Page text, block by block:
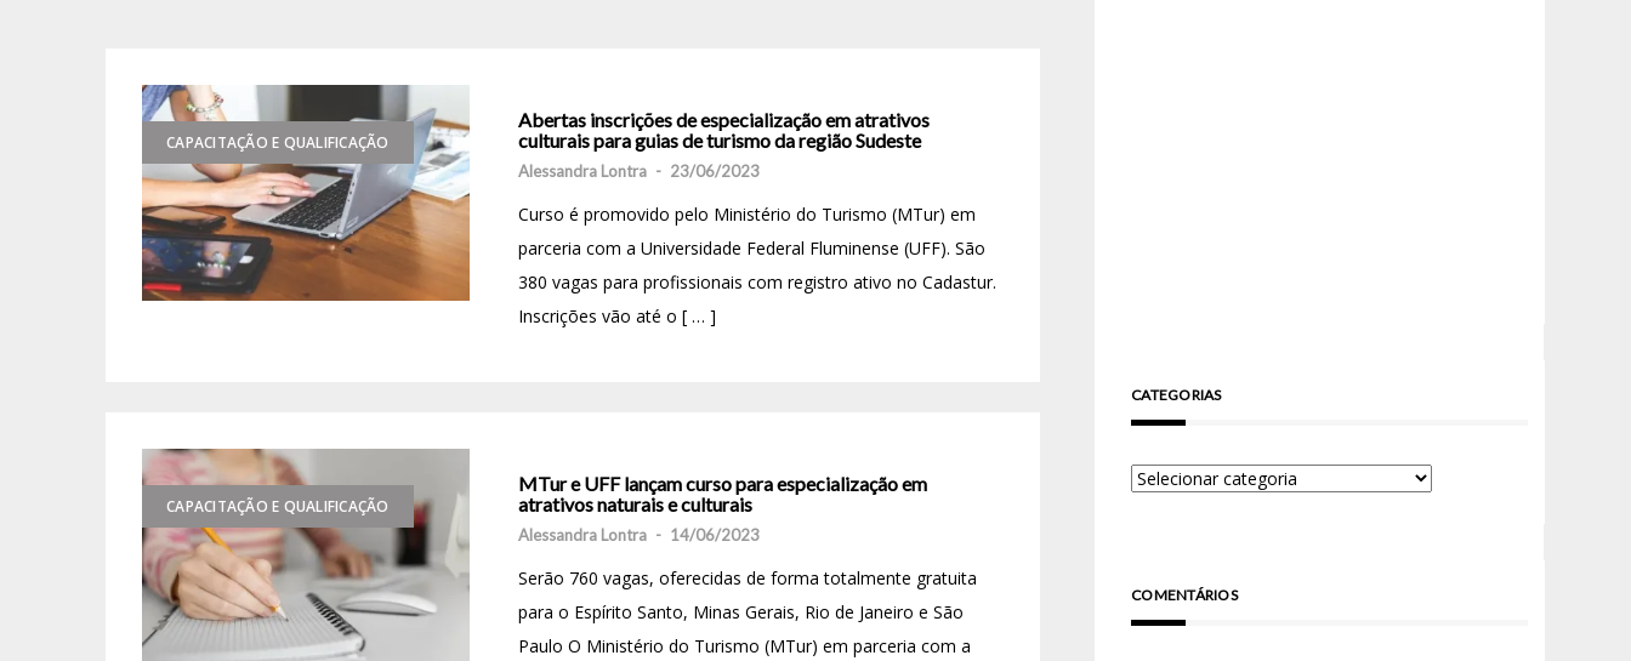
CAPACITAÇÃO E QUALIFICAÇÃO
Abertas inscrições de especialização em atrativos
culturais para guias de turismo da região Sudeste
Alessandra Lontra - 23/06/2023
Curso é promovido pelo Ministério do Turismo (MTur) em
parceria com a Universidade Federal Fluminense (UFF). São
380 vagas para profissionais com registro ativo no Cadastur.
Inscrições vão até o [ … ]
CAPACITAÇÃO E QUALIFICAÇÃO
MTur e UFF lançam curso para especialização em
atrativos naturais e culturais
Alessandra Lontra - 14/06/2023
Serão 760 vagas, oferecidas de forma totalmente gratuita
para o Espírito Santo, Minas Gerais, Rio de Janeiro e São
Paulo O Ministério do Turismo (MTur) em parceria com a
CATEGORIAS
COMENTÁRIOS